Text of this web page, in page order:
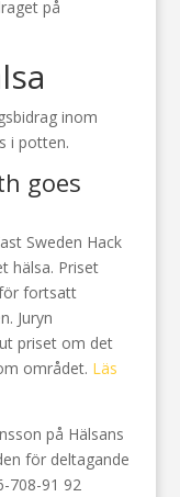
på
inom
i potten.
goes
Sweden Hack
hälsa. Priset
fortsatt
Juryn
priset om det
området. Läs
på Hälsans
för deltagande
708-91 92